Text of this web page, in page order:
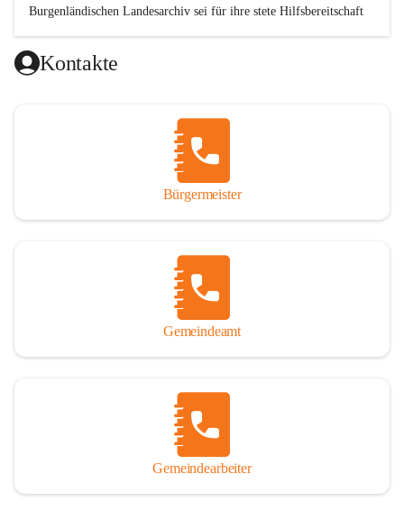
Burgenländischen Landesarchiv sei für ihre stete Hilfsbereitschaft
Dank gilt den Textautoren dieser Chronik, dem kleinen
Redaktionsteam, für die gute Zusammenarbeit.
gedankt werden, die durch ihre Erinnerungen, Informationen und
durch das Überlassen von Fotos und Dokumenten zum Gesamtbild
dieses Buches wesentlich beigetragen haben.
Der Zeitdruck war enorm, um das Werk auch zeitgerecht für das
Jubiläumsjahr abschließen zu können. Daher mag um Nachsicht
Ausführlichkeit behandelt erscheinen, oder auch der eine oder
andere Fehler unterlief. Die Autoren haben nach ihren
individuellen Möglichkeiten mit bestem Wissen und Gewissen
Andreas Rohatsch wurde auf das System der Fußnoten verzichtet.
Wo eine genaue Quellenangabe sinnvoll und notwendig erschien,
sind die entsprechenden Quellenhinweise in den fließenden Text
eingearbeitet. Der leichteren Lesbarkeit halber ist auch von einer
streng gendergerechten Ausdrucksform Abstand genommen
Kontakte
Bürgermeister
Gemeindeamt
Gemeindearbeiter